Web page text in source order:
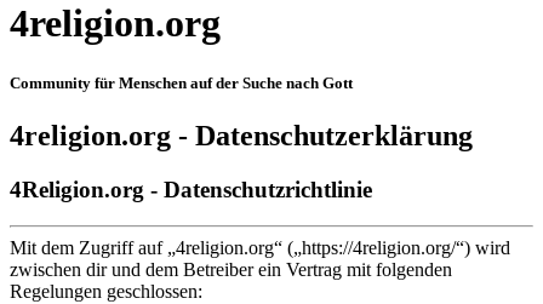
4religion.org
Community für Menschen auf der Suche nach Gott
4religion.org - Datenschutzerklärung
4Religion.org - Datenschutzrichtlinie
Mit dem Zugriff auf „4religion.org“ („https://4religion.org/“) wird
zwischen dir und dem Betreiber ein Vertrag mit folgenden
Regelungen geschlossen: